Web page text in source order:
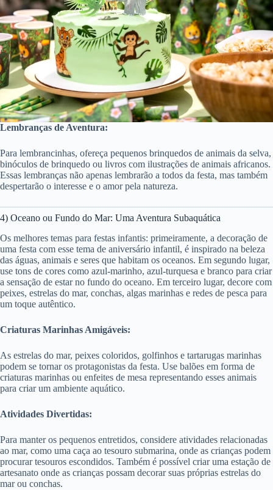
Lembranças de Aventura:
Para lembrancinhas, ofereça pequenos brinquedos de animais da selva,
binóculos de brinquedo ou livros com ilustrações de animais africanos.
Essas lembranças não apenas lembrarão a todos da festa, mas também
despertarão o interesse e o amor pela natureza.
4) Oceano ou Fundo do Mar: Uma Aventura Subaquática
Os melhores temas para festas infantis: primeiramente, a decoração de
uma festa com esse tema de aniversário infantil, é inspirado na beleza
das águas, animais e seres que habitam os oceanos. Em segundo lugar,
use tons de cores como azul-marinho, azul-turquesa e branco para criar
a sensação de estar no fundo do oceano. Em terceiro lugar, decore com
peixes, estrelas do mar, conchas, algas marinhas e redes de pesca para
um toque autêntico.
Criaturas Marinhas Amigáveis:
As estrelas do mar, peixes coloridos, golfinhos e tartarugas marinhas
podem se tornar os protagonistas da festa. Use balões em forma de
criaturas marinhas ou enfeites de mesa representando esses animais
para criar um ambiente aquático.
Atividades Divertidas:
Para manter os pequenos entretidos, considere atividades relacionadas
ao mar, como uma caça ao tesouro submarina, onde as crianças podem
procurar tesouros escondidos. Também é possível criar uma estação de
artesanato onde as crianças possam decorar suas próprias estrelas do
mar ou conchas.